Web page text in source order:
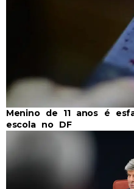
Menino de 11 anos é
escola no DF